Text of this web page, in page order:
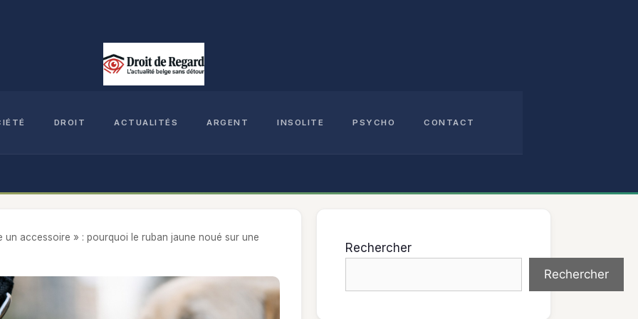
DROIT ACTUALITÉS ARGENT INSOLITE PSYCHO CONTACT
un accessoire » : pourquoi le ruban jaune noué sur une
Rechercher
Rechercher